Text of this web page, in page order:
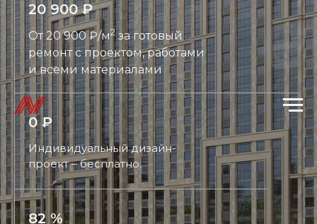
82 %
Индивидуальный дизайн-
проект – бесплатно.
0 ₽
От 20 900 ₽/м2за готовый
ремонт с проектом, работами
и всеми материалами
20 900 ₽